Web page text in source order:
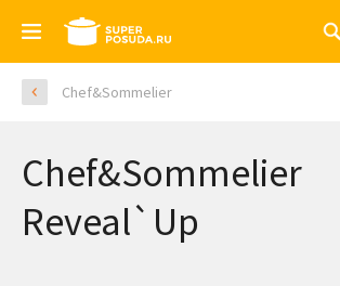
Chef&Sommelier
Chef&Sommelier
Reveal`Up